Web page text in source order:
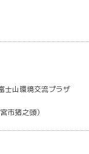
士山環境交流プラザ
市猪之頭）